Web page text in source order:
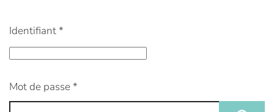
Identifiant*
Mot de passe*